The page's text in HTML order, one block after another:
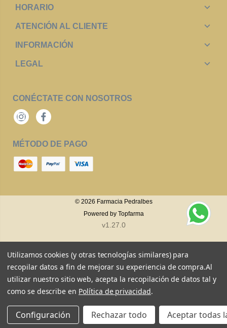
HORARIO
ATENCIÓN AL CLIENTE
INFORMACIÓN
LEGAL
CONÉCTATE CON NOSOTROS
InstagramFacebook
MÉTODO DE PAGO
© 2026 Farmacia Pedralbes
Powered by Topfarma
v1.27.0
Utilizamos cookies (y otras tecnologías similares) para
recopilar datos a fin de mejorar su experiencia de compra.Al
utilizar nuestro sitio web, acepta la recopilación de datos tal y
como se describe en Política de privacidad.
Configuración Rechazar todo Aceptar todas